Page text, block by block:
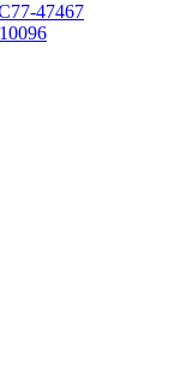
47467